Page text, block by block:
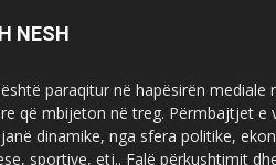
NESH
është paraqitur në hapësirën
që mbijeton në treg. Përmbajtjet
janë dinamike, nga sfera politike,
sportive, etj.. Falë përkushtimit